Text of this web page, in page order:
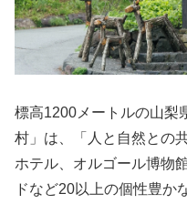
標高1200メートルの山梨
村」は、「人と自然との
ホテル、オルゴール博物
ドなど20以上の個性豊か